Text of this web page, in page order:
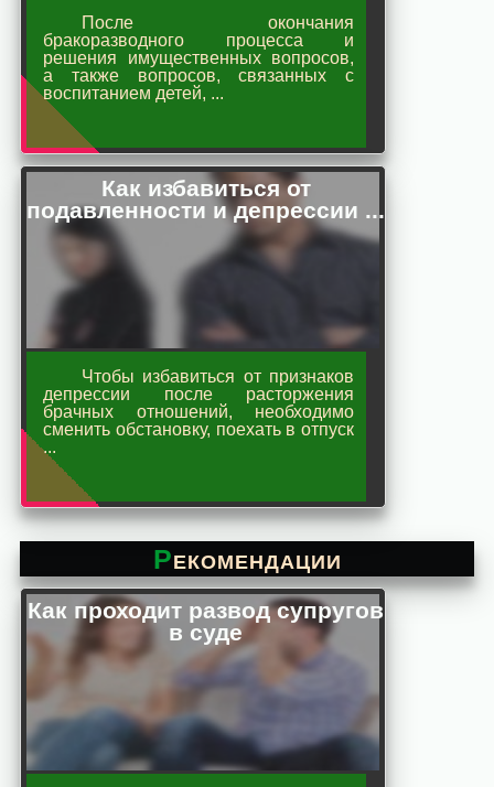
После окончания
бракоразводного процесса и
решения имущественных вопросов,
а также вопросов, связанных с
воспитанием детей, ...
Как избавиться от
подавленности и депрессии ...
Чтобы избавиться от признаков
депрессии после расторжения
брачных отношений, необходимо
сменить обстановку, поехать в отпуск
...
Рекомендации
Как проходит развод супругов
в суде